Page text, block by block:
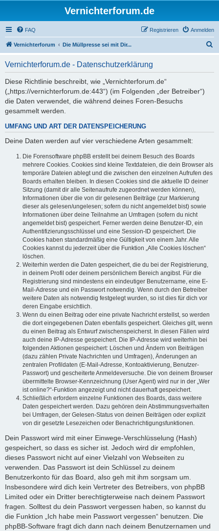
Vernichterforum.de
FAQ Anmelden
Registrieren
Vernichterforum Die Müllpresse sei mit Dir...
Vernichterforum.de - Datenschutzerklärung
Diese Richtlinie beschreibt, wie „Vernichterforum.de“
(„https://vernichterforum.de:443“) (im Folgenden „der Betreiber“)
die Daten verwendet, die während deines Foren-Besuchs
gesammelt werden.
UMFANG UND ART DER DATENSPEICHERUNG
Deine Daten werden auf vier verschiedene Arten gesammelt:
Die Forensoftware phpBB erstellt bei deinem Besuch des Boards
mehrere Cookies. Cookies sind kleine Textdateien, die dein Browser als
temporäre Dateien ablegt und die zwischen den einzelnen Aufrufen des
Boards erhalten bleiben. In diesen Cookies sind die aktuelle ID deiner
Sitzung (damit dir alle Seitenaufrufe zugeordnet werden können),
Informationen über die von dir gelesenen Beiträge (zur Markierung
dieser als gelesen/ungelesen; sofern du nicht angemeldet bist) sowie
Informationen über deine Teilnahme an Umfragen (sofern du nicht
angemeldet bist) gespeichert. Ferner werden deine Benutzer-ID, ein
Authentifizierungsschlüssel und eine Session-ID gespeichert. Die
Cookies haben standardmäßig eine Gültigkeit von einem Jahr. Alle
Cookies kannst du jederzeit über die Funktion „Alle Cookies löschen“
löschen.
Weiterhin werden die Daten gespeichert, die du bei der Registrierung,
in deinem Profil oder deinem persönlichem Bereich angibst. Für die
Registrierung sind mindestens ein eindeutiger Benutzername, eine E-
Mail-Adresse und ein Passwort notwendig. Wenn durch den Betreiber
weitere Daten als notwendig festgelegt wurden, so ist dies für dich vor
deren Eingabe ersichtlich.
Wenn du einen Beitrag oder eine private Nachricht erstellst, so werden
die dort eingegebenen Daten ebenfalls gespeichert. Gleiches gilt, wenn
du einen Beitrag als Entwurf zwischenspeicherst. In diesen Fällen wird
auch deine IP-Adresse gespeichert. Die IP-Adresse wird weiterhin bei
folgenden Aktionen gespeichert: Löschen und Ändern von Beiträgen
(dazu zählen Private Nachrichten und Umfragen), Änderungen an
zentralen Profildaten (E-Mail-Adresse, Kontoaktivierung, Benutzer-
Passwort) und gescheiterte Anmeldeversuche. Die von deinem Browser
übermittelte Browser-Kennzeichnung (User Agent) wird nur in der „Wer
ist online?“-Funktion angezeigt und nicht dauerhaft gespeichert.
Schließlich erfordern einzelne Funktionen des Boards, dass weitere
Daten gespeichert werden. Dazu gehören dein Abstimmungsverhalten
bei Umfragen, der Gelesen-Status von deinen Beiträgen oder explizit
von dir gesetzte Lesezeichen oder Benachrichtigungsfunktionen.
Dein Passwort wird mit einer Einwege-Verschlüsselung (Hash)
gespeichert, so dass es sicher ist. Jedoch wird dir empfohlen,
dieses Passwort nicht auf einer Vielzahl von Webseiten zu
verwenden. Das Passwort ist dein Schlüssel zu deinem
Benutzerkonto für das Board, also geh mit ihm sorgsam um.
Insbesondere wird dich kein Vertreter des Betreibers, von phpBB
Limited oder ein Dritter berechtigterweise nach deinem Passwort
fragen. Solltest du dein Passwort vergessen haben, so kannst du
die Funktion „Ich habe mein Passwort vergessen“ benutzen. Die
phpBB-Software fragt dich dann nach deinem Benutzernamen und